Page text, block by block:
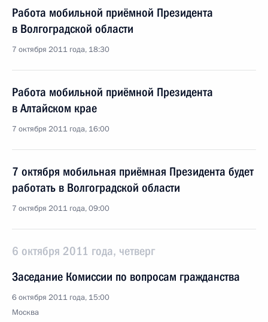
Работа мобильной приёмной Президента
в Волгоградской области
7 октября 2011 года, 18:30
Работа мобильной приёмной Президента
в Алтайском крае
7 октября 2011 года, 16:00
7 октября мобильная приёмная Президента будет
работать в Волгоградской области
7 октября 2011 года, 09:00
6 октября 2011 года, четверг
Заседание Комиссии по вопросам гражданства
6 октября 2011 года, 15:00
Москва